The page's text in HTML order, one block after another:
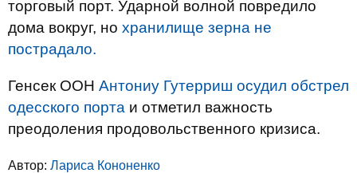
торговый порт. Ударной волной повредило
дома вокруг, но хранилище зерна не
пострадало.
Генсек ООН Антониу Гутерриш осудил обстрел
одесского порта и отметил важность
преодоления продовольственного кризиса.
Автор: Лариса Кононенко